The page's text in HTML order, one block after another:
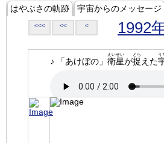
はやぶさの軌跡 宇宙からのメッセージ
<<< << < 1992
♪ 「あけぼの」 衛星
えいせい
が捉
とら
えた
う